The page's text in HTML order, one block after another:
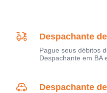
Despachante
Pague seus débitos
Despachante em BA
Despachante